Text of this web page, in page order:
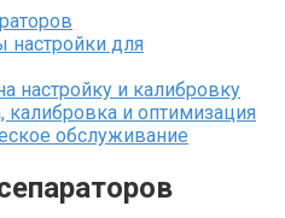
для
настройку и калибровку
калибровка и оптимизация
обслуживание